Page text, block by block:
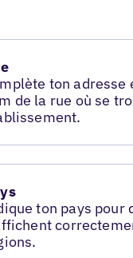
ton adresse
de la rue où se
ton pays pour